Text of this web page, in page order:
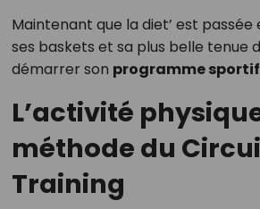
Maintenant que la diet’ est passée
ses baskets et sa plus belle tenue
démarrer son programme
L’activité
méthode du
Training